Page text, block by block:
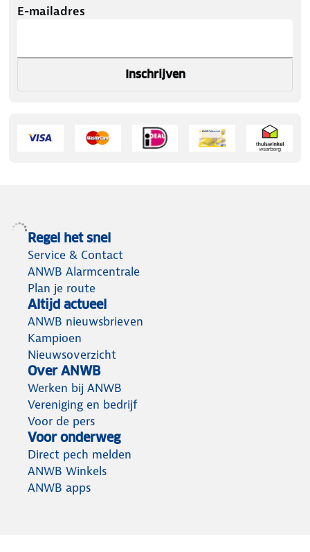
E-mailadres
Inschrijven
Regel het snel
Service & Contact
ANWB Alarmcentrale
Plan je route
Altijd actueel
ANWB nieuwsbrieven
Kampioen
Nieuwsoverzicht
Over ANWB
Werken bij ANWB
Vereniging en bedrijf
Voor de pers
Voor onderweg
Direct pech melden
ANWB Winkels
ANWB apps